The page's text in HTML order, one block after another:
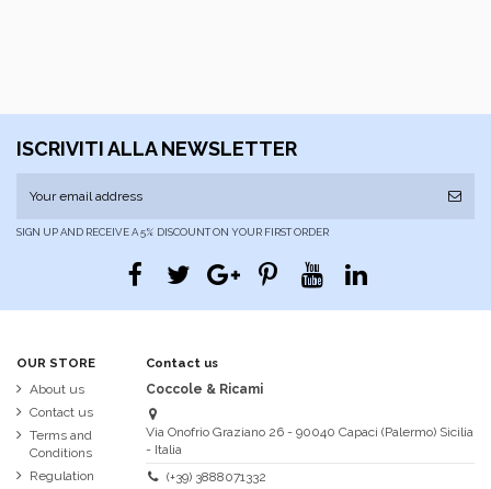
ISCRIVITI ALLA NEWSLETTER
SIGN UP AND RECEIVE A 5% DISCOUNT ON YOUR FIRST ORDER
OUR STORE
About us
Contact us
Terms and
Conditions
Regulation
Contact us
Coccole & Ricami
Via Onofrio Graziano 26 - 90040 Capaci (Palermo) Sicilia
- Italia
(+39) 3888071332